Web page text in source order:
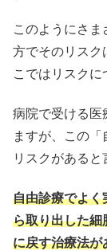
このようにさ
方でそのリスク
こではリスクに
病院で受ける医
ますが、この
リスクがあると
自由診療でよく
ら取り出した細
に戻す治療法が